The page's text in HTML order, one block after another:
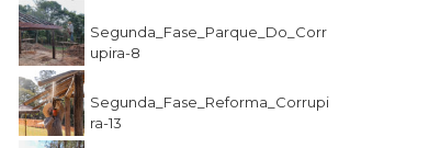
Segunda_Fase_Parque_Do_Corr
upira-8
Segunda_Fase_Reforma_Corrupi
ra-13